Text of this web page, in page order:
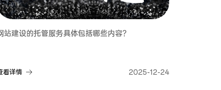
站建设的托管服务具体包括哪些内容？
看详情 2025-12-24